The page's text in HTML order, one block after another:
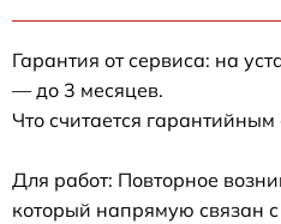
Гарантия от сервиса: на
— до 3 месяцев.
Что считается гарантийным
Для работ: Повторное
который напрямую связан